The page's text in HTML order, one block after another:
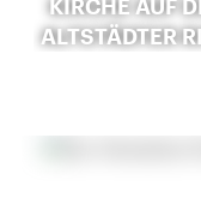
KIRCHE AUF
ALTSTÄDTER